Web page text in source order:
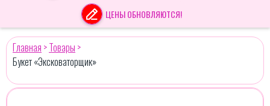
ЦЕНЫ ОБНОВЛЯЮТСЯ!
Главная >Товары >
Букет «Эксковаторщик»